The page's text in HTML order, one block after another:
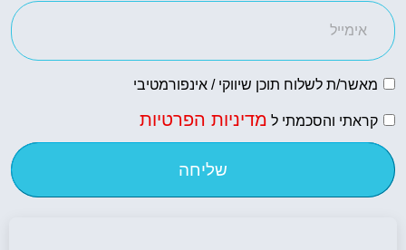
מאשר/ת לשלוח תוכן שיווקי / אינפורמטיבי
קראתי והסכמתי ל מדיניות הפרטיות
שליחה